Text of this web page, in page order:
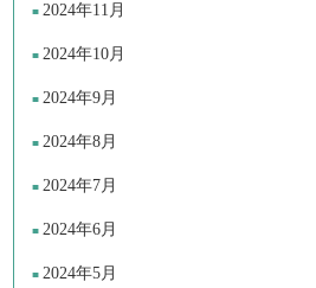
2024年11月
2024年10月
2024年9月
2024年8月
2024年7月
2024年6月
2024年5月